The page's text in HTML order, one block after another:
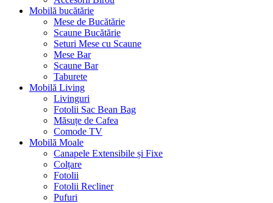
Mobilă bucătărie
Mese de Bucătărie
Scaune Bucătărie
Seturi Mese cu Scaune
Mese Bar
Scaune Bar
Taburete
Mobilă Living
Livinguri
Fotolii Sac Bean Bag
Măsuțe de Cafea
Comode TV
Mobilă Moale
Canapele Extensibile și Fixe
Colțare
Fotolii
Fotolii Recliner
Pufuri